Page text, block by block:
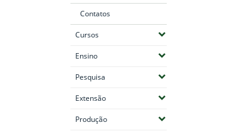
Contatos
Cursos(Expandir submenus)
Ensino(Expandir submenus)
Pesquisa (Expandir submenus)
Extensão(Expandir submenus)
Produção(Expandir submenus)